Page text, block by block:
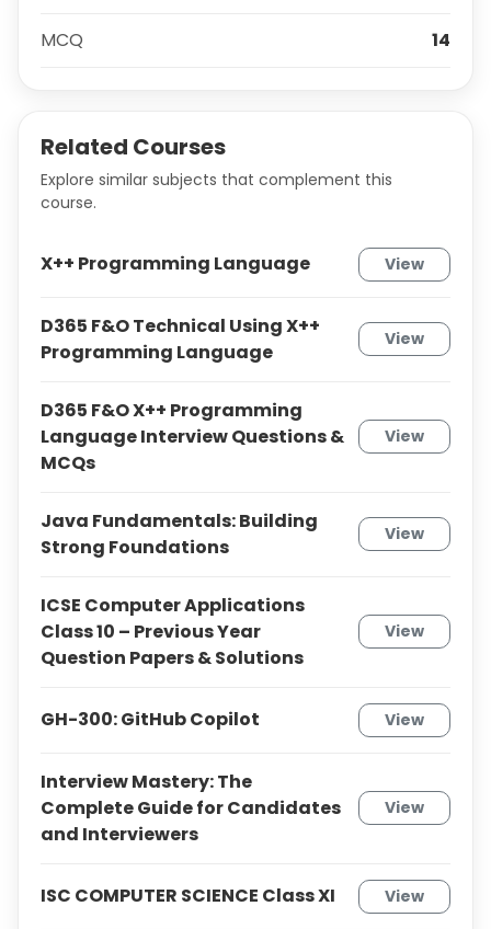
MCQ 14
Related Courses
Explore similar subjects that complement this
course.
X++ Programming Language View
D365 F&O Technical Using X++
Programming Language
View
D365 F&O X++ Programming
Language Interview Questions &
MCQs
View
Java Fundamentals: Building
Strong Foundations
View
ICSE Computer Applications
Class 10 – Previous Year
Question Papers & Solutions
View
GH-300: GitHub Copilot View
Interview Mastery: The
Complete Guide for Candidates
and Interviewers
View
ISC COMPUTER SCIENCE Class XI View